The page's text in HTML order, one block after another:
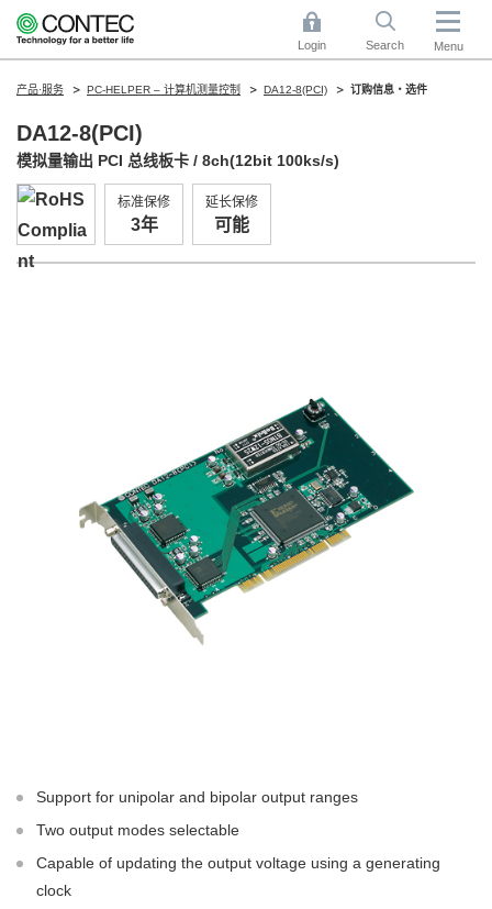
Login Search Menu
产品·服务 PC-HELPER – 计算机测量控制 DA12-8(PCI) 订购信息・选件
DA12-8(PCI)
模拟量输出 PCI 总线板卡 / 8ch(12bit 100ks/s)
标准保修
3年
延长保修
可能
Support for unipolar and bipolar output ranges
Two output modes selectable
Capable of updating the output voltage using a generating
clock